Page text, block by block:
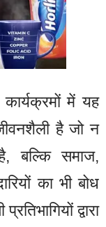
में यह
है जो न
बल्कि समाज,
का भी बोध
द्वारा